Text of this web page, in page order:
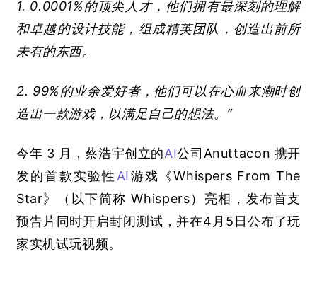
1. 0.0001%的顶尖人才，他们拥有最深刻的理解
和卓越的设计技能，组成精英团队，创造出前所
未有的东西。
2. 99%的业余爱好者，他们可以在心血来潮时创
造出一款游戏，以满足自己的想法。”
今年 3 月，蔡浩宇创立的AI公司 Anuttacon 携开
发的首款实验性AI游戏《Whispers From The
Star》（以下简称 Whispers）亮相，发布首支
预告片同时开启封闭测试，并在4 月 5 日公布了玩
家实机试玩视频。